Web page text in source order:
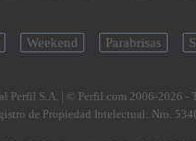
Weekend Parabrisas
Perfil S.A. | © Perfil.com 2006-2026 -
de Propiedad Intelectual: Nro.